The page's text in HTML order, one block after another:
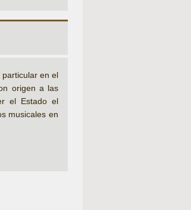
en el
origen a las
el Estado el
musicales en